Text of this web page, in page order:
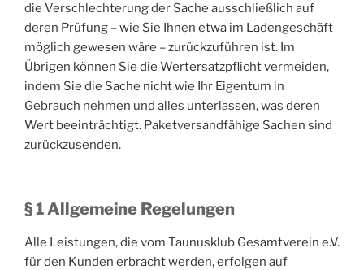
die Verschlechterung der Sache ausschließlich auf
deren Prüfung – wie Sie Ihnen etwa im Ladengeschäft
möglich gewesen wäre – zurückzuführen ist. Im
Übrigen können Sie die Wertersatzpflicht vermeiden,
indem Sie die Sache nicht wie Ihr Eigentum in
Gebrauch nehmen und alles unterlassen, was deren
Wert beeinträchtigt. Paketversandfähige Sachen sind
zurückzusenden.
§ 1 Allgemeine Regelungen
Alle Leistungen, die vom Taunusklub Gesamtverein e.V.
für den Kunden erbracht werden, erfolgen auf